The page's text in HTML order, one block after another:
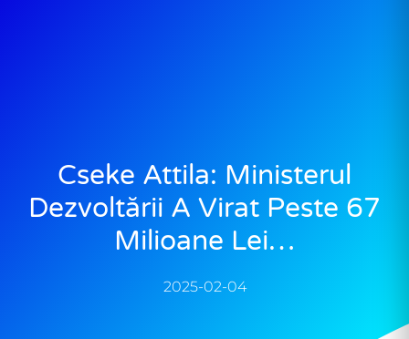
Cseke Attila: Ministerul
Dezvoltării A Virat Peste 67
Milioane Lei…
2025-02-04